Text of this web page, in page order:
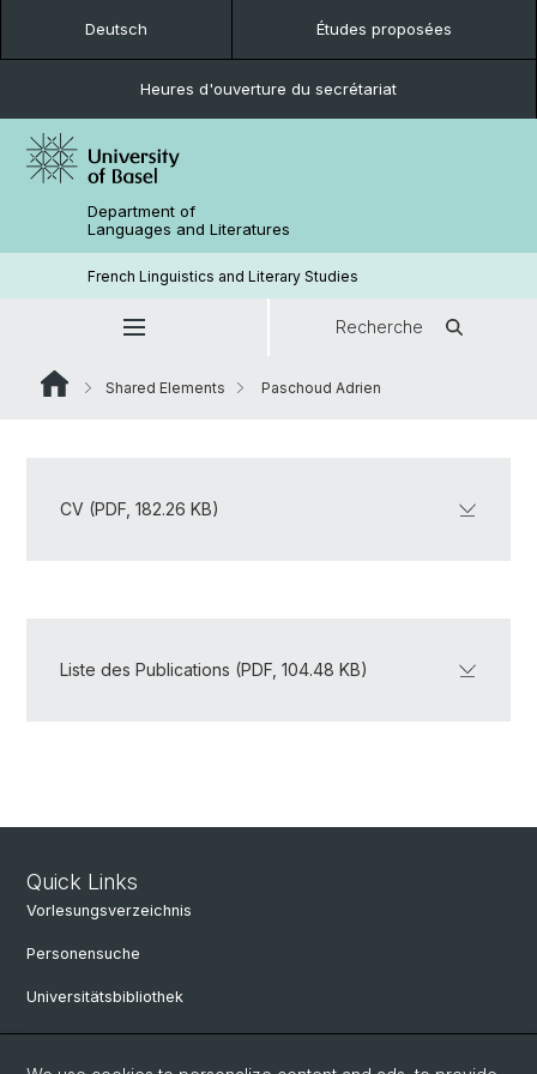
Deutsch Études proposées
Heures d'ouverture du secrétariat
Department of
Languages and Literatures
French Linguistics and Literary Studies
Recherche
Shared Elements Paschoud Adrien
CV (PDF, 182.26 KB)
Liste des Publications (PDF, 104.48 KB)
Quick Links
Vorlesungsverzeichnis
Personensuche
Universitätsbibliothek
Bibliothek Maiengasse